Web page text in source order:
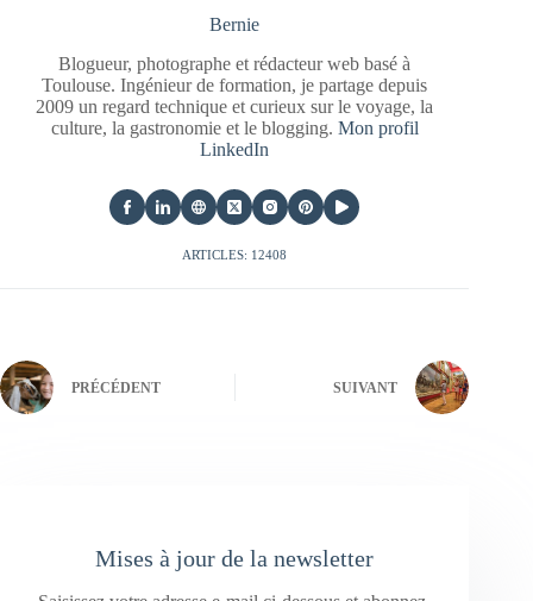
Bernie
Blogueur, photographe et rédacteur web basé à
Toulouse. Ingénieur de formation, je partage depuis
2009 un regard technique et curieux sur le voyage, la
culture, la gastronomie et le blogging. Mon profil
LinkedIn
ARTICLES: 12408
PRÉCÉDENT SUIVANT
Mises à jour de la newsletter